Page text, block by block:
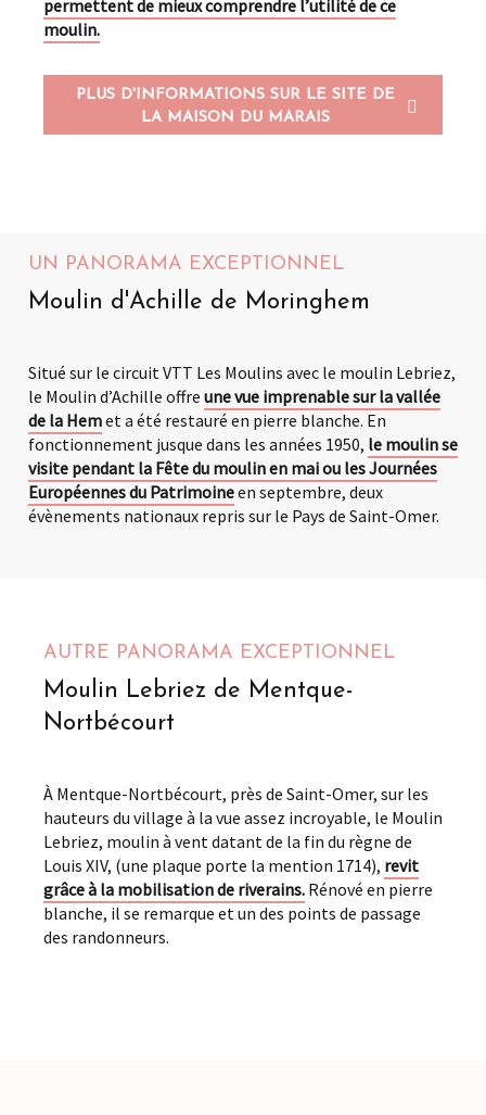
permettent de mieux comprendre l’utilité de ce
moulin.
PLUS D'INFORMATIONS SUR LE SITE DE
LA MAISON DU MARAIS
UN PANORAMA EXCEPTIONNEL
Moulin d'Achille de Moringhem
Situé sur le circuit VTT Les Moulins avec le moulin Lebriez,
le Moulin d’Achille offre une vue imprenable sur la vallée
de la Hemet a été restauré en pierre blanche. En
fonctionnement jusque dans les années 1950, le moulin se
visite pendant la Fête du moulin en mai ou les Journées
Européennes du Patrimoineen septembre, deux
évènements nationaux repris sur le Pays de Saint-Omer.
AUTRE PANORAMA EXCEPTIONNEL
Moulin Lebriez de Mentque-
Nortbécourt
À Mentque-Nortbécourt, près de Saint-Omer, sur les
hauteurs du village à la vue assez incroyable, le Moulin
Lebriez, moulin à vent datant de la fin du règne de
Louis XIV, (une plaque porte la mention 1714), revit
grâce à la mobilisation de riverains. Rénové en pierre
blanche, il se remarque et un des points de passage
des randonneurs.